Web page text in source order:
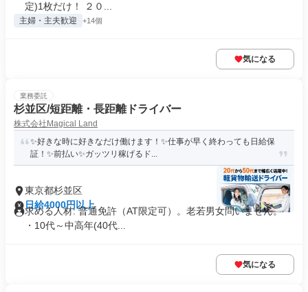
定)1枚だけ！ ２０...
主婦・主夫歓迎 +14個
気になる
業務委託
杉並区/短距離・長距離ドライバー
株式会社Magical Land
✨好きな時に好きなだけ働けます！✨仕事が早く終わっても日給保
証！✨前払い✨ガッツリ稼げるド...
東京都杉並区
日給4000円以上
求める人材: 普通免許（AT限定可）。老若男女問いません。
・10代～中高年(40代...
気になる